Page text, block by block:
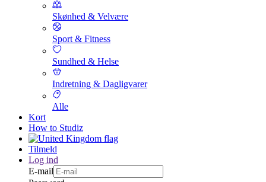
Skønhed & Velvære
Sport & Fitness
Sundhed & Helse
Indretning & Dagligvarer
Alle
Kort
How to Studiz
Tilmeld
Log ind
E-mail